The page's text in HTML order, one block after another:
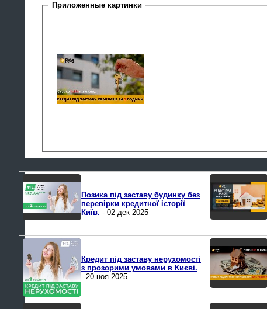
Приложенные картинки
Позика під заставу будинку без
перевірки кредитної історії
Київ. - 02 дек 2025
Кредит під заставу нерухомості
з прозорими умовами в Києві.
- 20 ноя 2025